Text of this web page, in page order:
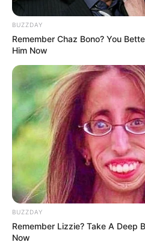
ΔΗΜΟΦΙΛΗ ΑΡΘΡΑ
Ο ΠΟΥ υπό έλεγχο:
συγκρούσεις
Κυριακή, 2 Οκτωβρίου 2022, 12:14
Ο ΠΟΥ υπό έλεγχο: παρατυπίες...
BUZZDAY
Remember Chaz Bono? You
Him Now
BUZZDAY
Remember Lizzie? Take A Deep
Now